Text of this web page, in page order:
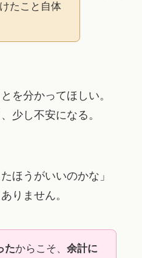
たこと自体
を分かってほしい。
少し不安になる。
ほうがいいのかな」
りません。
たからこそ、 余計に